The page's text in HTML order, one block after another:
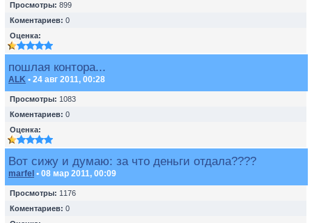
Просмотры: 899
Коментариев: 0
Оценка:
пошлая контора...
ALK • 24 авг 2011, 00:28
Просмотры: 1083
Коментариев: 0
Оценка:
Вот сижу и думаю: за что деньги отдала????
marfel • 08 мар 2011, 00:09
Просмотры: 1176
Коментариев: 0